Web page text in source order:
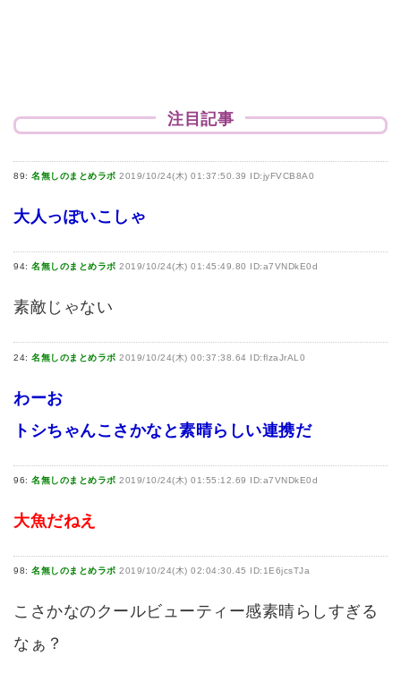
注目記事
89: 名無しのまとめラボ 2019/10/24(木) 01:37:50.39 ID:jyFVCB8A0
大人っぽいこしゃ
94: 名無しのまとめラボ 2019/10/24(木) 01:45:49.80 ID:a7VNDkE0d
素敵じゃない
24: 名無しのまとめラボ 2019/10/24(木) 00:37:38.64 ID:flzaJrAL0
わーお
トシちゃんこさかなと素晴らしい連携だ
96: 名無しのまとめラボ 2019/10/24(木) 01:55:12.69 ID:a7VNDkE0d
大魚だねえ
98: 名無しのまとめラボ 2019/10/24(木) 02:04:30.45 ID:1E6jcsTJa
こさかなのクールビューティー感素晴らしすぎる
なぁ？